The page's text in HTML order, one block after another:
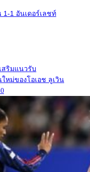
1-1 อันเดอร์เลชท์​
สริมแนวรับ
หม่ของโอเอช ลูเวิน